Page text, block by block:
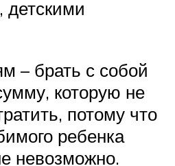
детскими
– брать с собой
которую не
потому что
ребенка
невозможно.